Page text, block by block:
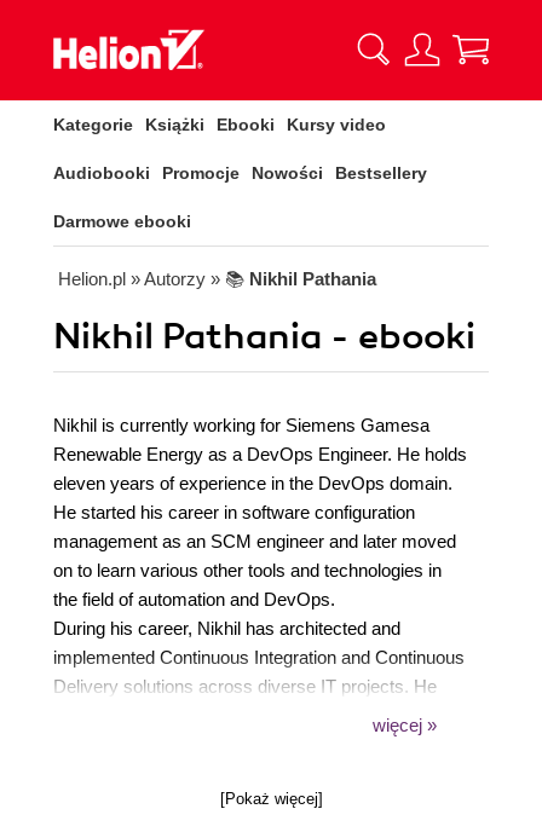
Kategorie Książki Ebooki Kursy video
Audiobooki Promocje Nowości Bestsellery
Darmowe ebooki
Helion.pl » Autorzy » 📚 Nikhil Pathania
Nikhil Pathania - ebooki
Nikhil is currently working for Siemens Gamesa
Renewable Energy as a DevOps Engineer. He holds
eleven years of experience in the DevOps domain.
He started his career in software configuration
management as an SCM engineer and later moved
on to learn various other tools and technologies in
the field of automation and DevOps.
During his career, Nikhil has architected and
implemented Continuous Integration and Continuous
Delivery solutions across diverse IT projects. He
enjoys finding new and better ways to automate and
meditate. He is an avid climber, and now hikes and
więcej »
[Pokaż więcej]